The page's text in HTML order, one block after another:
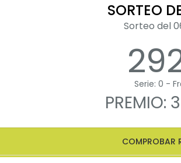
SORTEO
Sorteo del
Serie: 0 -
COMPROBAR